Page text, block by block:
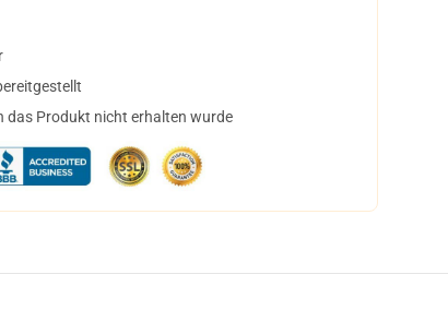
das Produkt nicht erhalten wurde